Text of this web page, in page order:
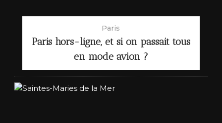
Paris
Paris hors-ligne, et si on passait tous
en mode avion ?